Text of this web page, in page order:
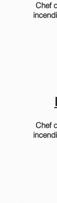
Chef
Chef